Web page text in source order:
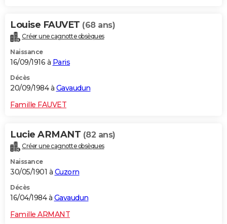
Louise FAUVET (68 ans)
Créer une cagnotte obsèques
Naissance
16/09/1916 à Paris
Décès
20/09/1984 à Gavaudun
Famille FAUVET
Lucie ARMANT (82 ans)
Créer une cagnotte obsèques
Naissance
30/05/1901 à Cuzorn
Décès
16/04/1984 à Gavaudun
Famille ARMANT